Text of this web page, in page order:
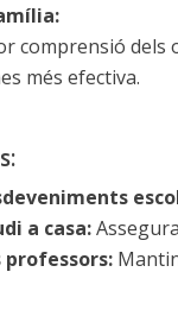
comprensió dels
més efectiva.
a casa:
professors: